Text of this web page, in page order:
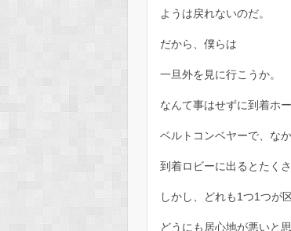
ようは戻れないのだ。
だから、僕らは
一旦外を見に行こうか。
なんて事はせずに到着ホ
ベルトコンベヤーで、な
到着ロビーに出るとたく
しかし、どれも1つ1つが
どうにも居心地が悪いと